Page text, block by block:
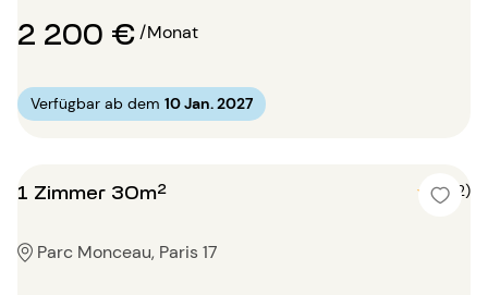
2 200 €/Monat
Verfügbar ab dem 10 Jan. 2027
1 Zimmer 30m² 5 (2)
Parc Monceau, Paris 17